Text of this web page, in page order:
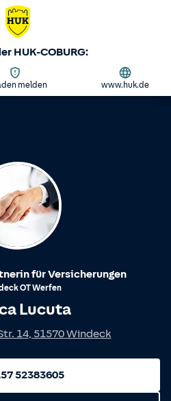
HUK-COBURG:
melden www.huk.de
für Versicherungen
OTWerfen
Lucuta
14, 51570Windeck
52383605